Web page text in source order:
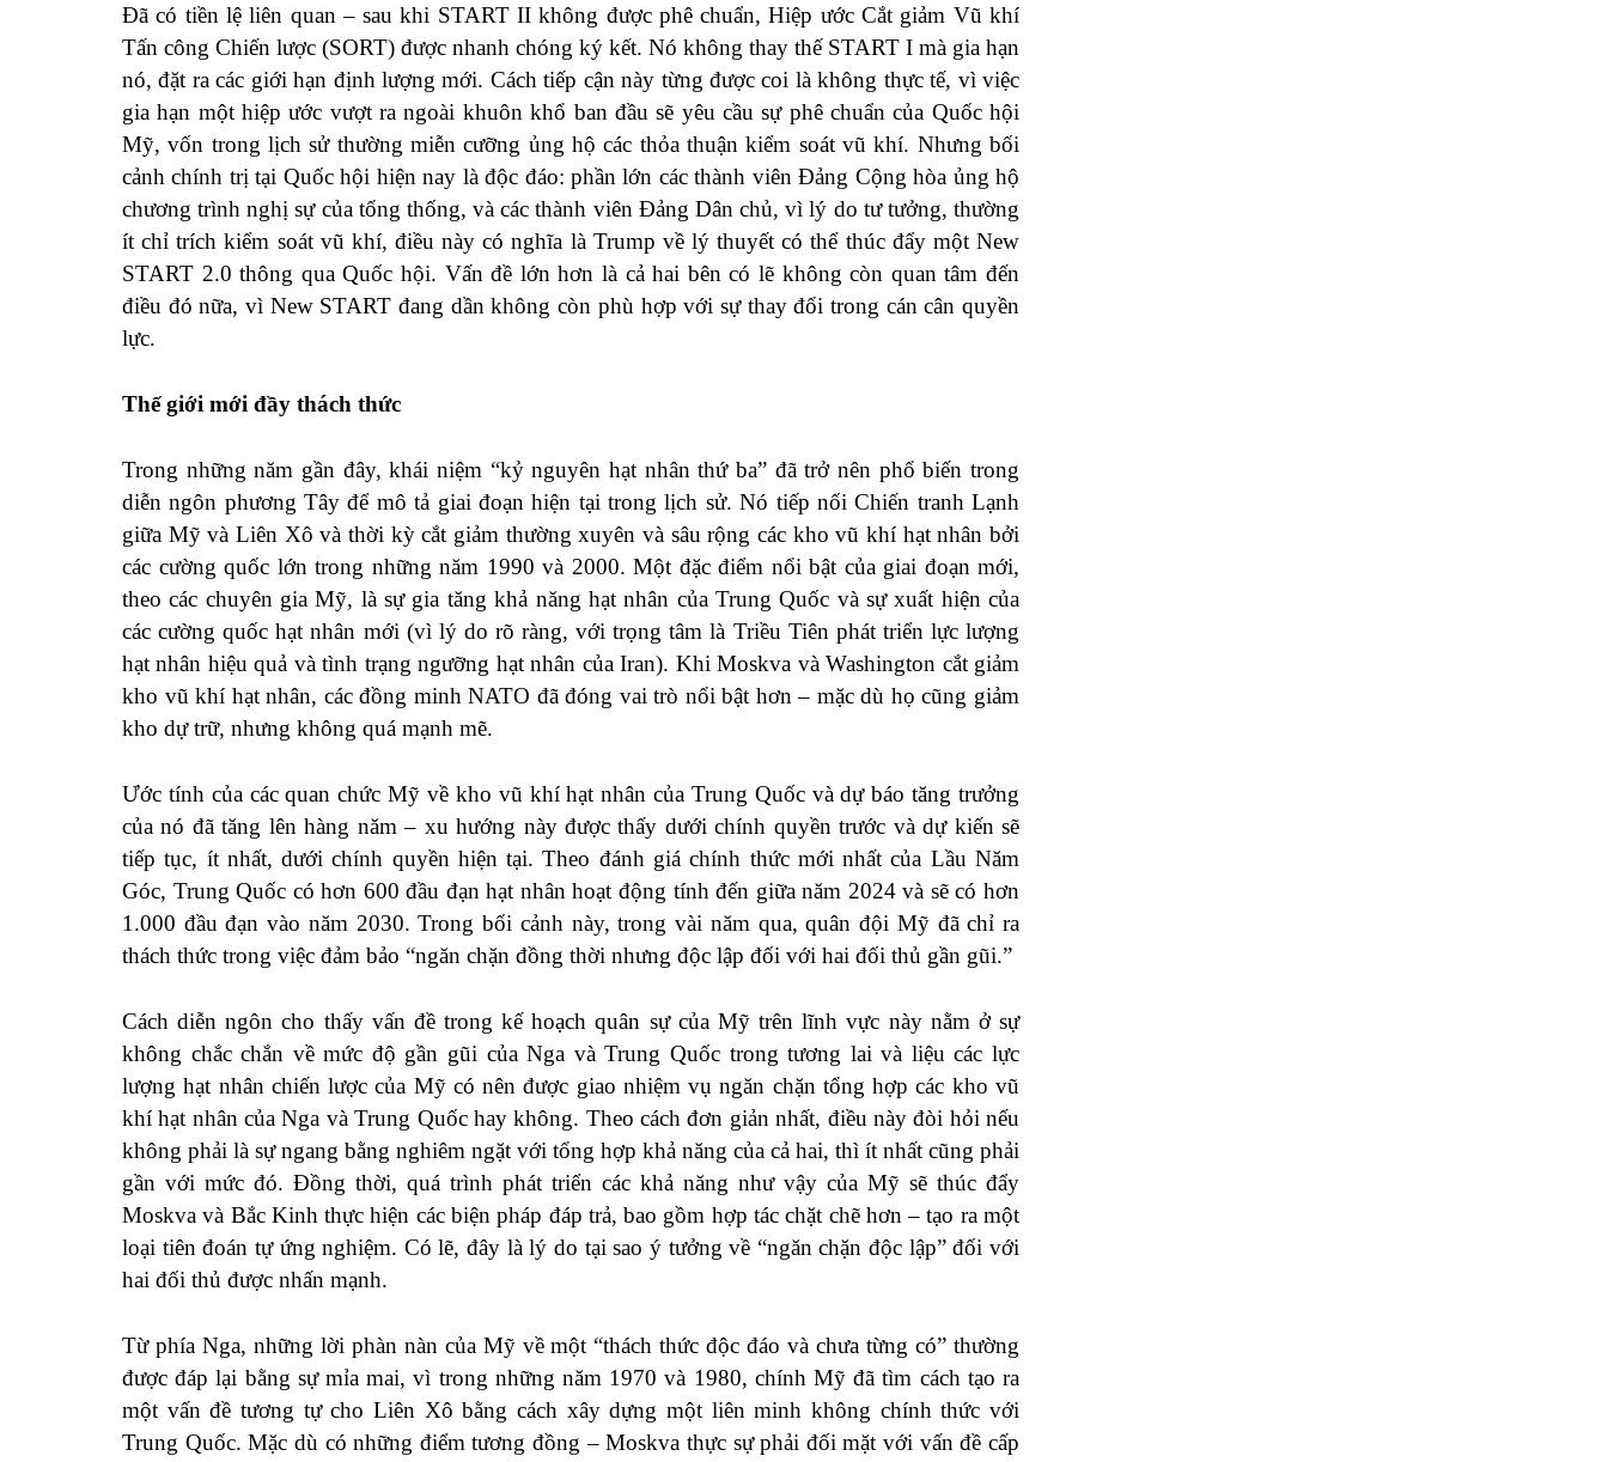
Đã có tiền lệ liên quan – sau khi START II không được phê chuẩn, Hiệp ước Cắt giảm Vũ khí
Tấn công Chiến lược (SORT) được nhanh chóng ký kết. Nó không thay thế START I mà gia hạn
nó, đặt ra các giới hạn định lượng mới. Cách tiếp cận này từng được coi là không thực tế, vì việc
gia hạn một hiệp ước vượt ra ngoài khuôn khổ ban đầu sẽ yêu cầu sự phê chuẩn của Quốc hội
Mỹ, vốn trong lịch sử thường miễn cưỡng ủng hộ các thỏa thuận kiểm soát vũ khí. Nhưng bối
cảnh chính trị tại Quốc hội hiện nay là độc đáo: phần lớn các thành viên Đảng Cộng hòa ủng hộ
chương trình nghị sự của tổng thống, và các thành viên Đảng Dân chủ, vì lý do tư tưởng, thường
ít chỉ trích kiểm soát vũ khí, điều này có nghĩa là Trump về lý thuyết có thể thúc đẩy một New
START 2.0 thông qua Quốc hội. Vấn đề lớn hơn là cả hai bên có lẽ không còn quan tâm đến
điều đó nữa, vì New START đang dần không còn phù hợp với sự thay đổi trong cán cân quyền
lực.
Thế giới mới đầy thách thức
Trong những năm gần đây, khái niệm “kỷ nguyên hạt nhân thứ ba” đã trở nên phổ biến trong
diễn ngôn phương Tây để mô tả giai đoạn hiện tại trong lịch sử. Nó tiếp nối Chiến tranh Lạnh
giữa Mỹ và Liên Xô và thời kỳ cắt giảm thường xuyên và sâu rộng các kho vũ khí hạt nhân bởi
các cường quốc lớn trong những năm 1990 và 2000. Một đặc điểm nổi bật của giai đoạn mới,
theo các chuyên gia Mỹ, là sự gia tăng khả năng hạt nhân của Trung Quốc và sự xuất hiện của
các cường quốc hạt nhân mới (vì lý do rõ ràng, với trọng tâm là Triều Tiên phát triển lực lượng
hạt nhân hiệu quả và tình trạng ngưỡng hạt nhân của Iran). Khi Moskva và Washington cắt giảm
kho vũ khí hạt nhân, các đồng minh NATO đã đóng vai trò nổi bật hơn – mặc dù họ cũng giảm
kho dự trữ, nhưng không quá mạnh mẽ.
Ước tính của các quan chức Mỹ về kho vũ khí hạt nhân của Trung Quốc và dự báo tăng trưởng
của nó đã tăng lên hàng năm – xu hướng này được thấy dưới chính quyền trước và dự kiến sẽ
tiếp tục, ít nhất, dưới chính quyền hiện tại. Theo đánh giá chính thức mới nhất của Lầu Năm
Góc, Trung Quốc có hơn 600 đầu đạn hạt nhân hoạt động tính đến giữa năm 2024 và sẽ có hơn
1.000 đầu đạn vào năm 2030. Trong bối cảnh này, trong vài năm qua, quân đội Mỹ đã chỉ ra
thách thức trong việc đảm bảo “ngăn chặn đồng thời nhưng độc lập đối với hai đối thủ gần gũi.”
Cách diễn ngôn cho thấy vấn đề trong kế hoạch quân sự của Mỹ trên lĩnh vực này nằm ở sự
không chắc chắn về mức độ gần gũi của Nga và Trung Quốc trong tương lai và liệu các lực
lượng hạt nhân chiến lược của Mỹ có nên được giao nhiệm vụ ngăn chặn tổng hợp các kho vũ
khí hạt nhân của Nga và Trung Quốc hay không. Theo cách đơn giản nhất, điều này đòi hỏi nếu
không phải là sự ngang bằng nghiêm ngặt với tổng hợp khả năng của cả hai, thì ít nhất cũng phải
gần với mức đó. Đồng thời, quá trình phát triển các khả năng như vậy của Mỹ sẽ thúc đẩy
Moskva và Bắc Kinh thực hiện các biện pháp đáp trả, bao gồm hợp tác chặt chẽ hơn – tạo ra một
loại tiên đoán tự ứng nghiệm. Có lẽ, đây là lý do tại sao ý tưởng về “ngăn chặn độc lập” đối với
hai đối thủ được nhấn mạnh.
Từ phía Nga, những lời phàn nàn của Mỹ về một “thách thức độc đáo và chưa từng có” thường
được đáp lại bằng sự mỉa mai, vì trong những năm 1970 và 1980, chính Mỹ đã tìm cách tạo ra
một vấn đề tương tự cho Liên Xô bằng cách xây dựng một liên minh không chính thức với
Trung Quốc. Mặc dù có những điểm tương đồng – Moskva thực sự phải đối mặt với vấn đề cấp